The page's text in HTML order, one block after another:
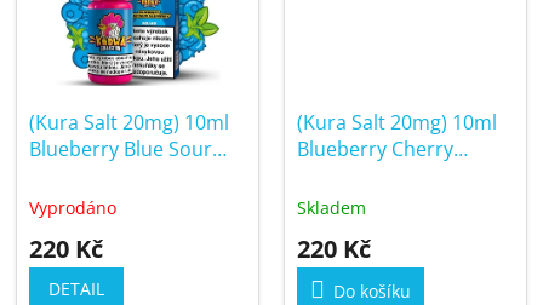
(Kura Salt 20mg) 10ml
Blueberry Blue Sour
Vyprodáno
220 Kč
DETAIL
(Kura Salt 20mg) 10ml
Blueberry Cherry
Skladem
220 Kč
Do košíku